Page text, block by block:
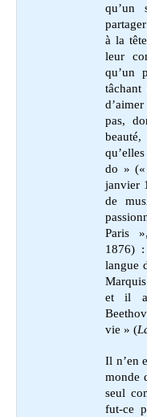
qu’un
à la
leur
qu’un
pas,
do » («
janvier
de
Paris
1876)
langue
et il a
vie » (
Il n’en
monde
seul
fut-ce